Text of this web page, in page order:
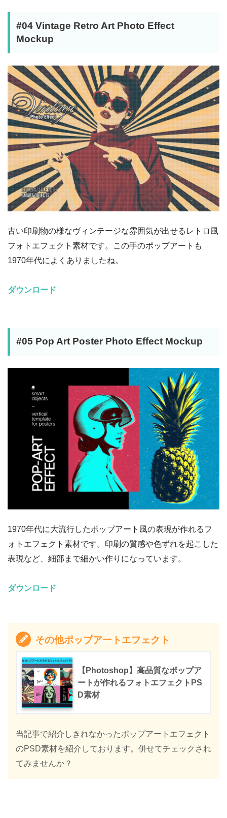
#04 Vintage Retro Art Photo Effect
Mockup
古い印刷物の様なヴィンテージな雰囲気が出せるレトロ風
フォトエフェクト素材です。この手のポップアートも
1970年代によくありましたね。
ダウンロード
#05 Pop Art Poster Photo Effect Mockup
1970年代に大流行したポップアート風の表現が作れるフ
ォトエフェクト素材です。印刷の質感や色ずれを起こした
表現など、細部まで細かい作りになっています。
ダウンロード
その他ポップアートエフェクト
【Photoshop】高品質なポップア
ートが作れるフォトエフェクトPS
D素材
当記事で紹介しきれなかったポップアートエフェクト
のPSD素材を紹介しております。併せてチェックされ
てみませんか？